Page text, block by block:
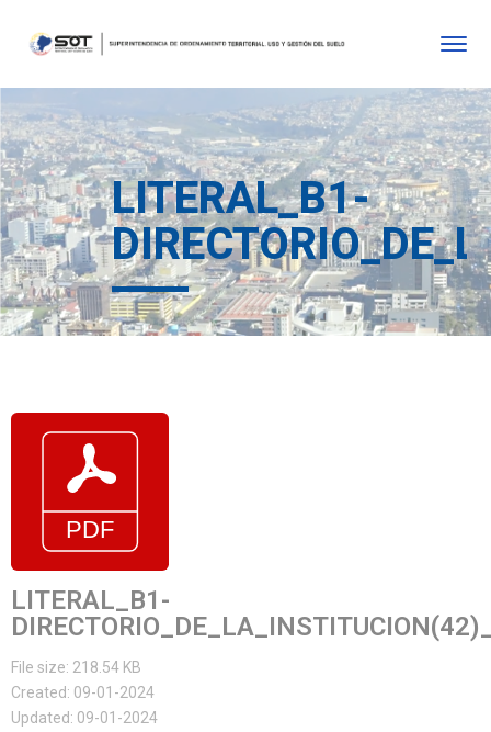
LITERAL_B1-
LITERAL_B1-
File size: 218.54 KB
Created: 09-01-2024
Updated: 09-01-2024